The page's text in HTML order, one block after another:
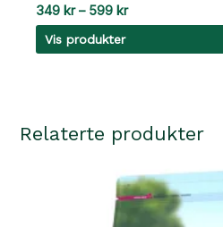
349 kr – 599 krPrisområde:
349 kr
599 kr
Vis produkter
Relaterte produkter